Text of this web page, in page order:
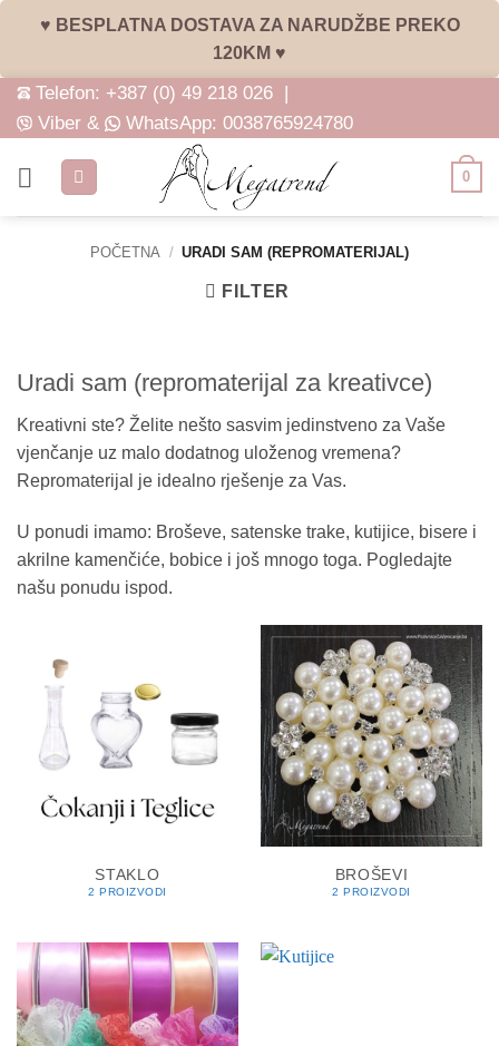
♥ BESPLATNA DOSTAVA ZA NARUDŽBE PREKO
120KM ♥
Skip Telefon: +387 (0) 49 218 026 |
Viber &
WhatsApp: 0038765924780
0
POČETNA / URADI SAM (REPROMATERIJAL)
FILTER
Uradi sam (repromaterijal za kreativce)
Kreativni ste? Želite nešto sasvim jedinstveno za Vaše
vjenčanje uz malo dodatnog uloženog vremena?
Repromaterijal je idealno rješenje za Vas.
U ponudi imamo: Broševe, satenske trake, kutijice, bisere i
akrilne kamenčiće, bobice i još mnogo toga. Pogledajte
našu ponudu ispod.
STAKLO
2 PROIZVODI
BROŠEVI
2 PROIZVODI